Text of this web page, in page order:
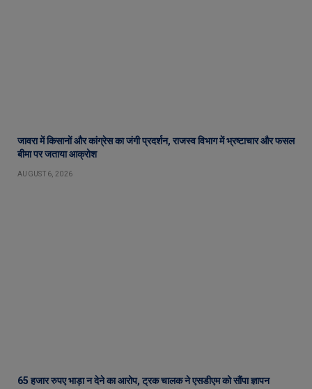
जावरा में किसानों और कांग्रेस का जंगी प्रदर्शन, राजस्व विभाग में भ्रष्टाचार और फसल
बीमा पर जताया आक्रोश
AUGUST 6, 2026
65 हजार रुपए भाड़ा न देने का आरोप, ट्रक चालक ने एसडीएम को सौंपा ज्ञापन